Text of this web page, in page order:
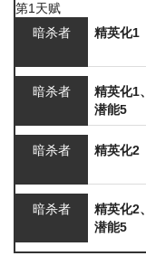
第1天赋
暗杀者
精英化1
暗杀者
精英化1、
潜能5
暗杀者 精英化2
暗杀者
精英化2、
潜能5